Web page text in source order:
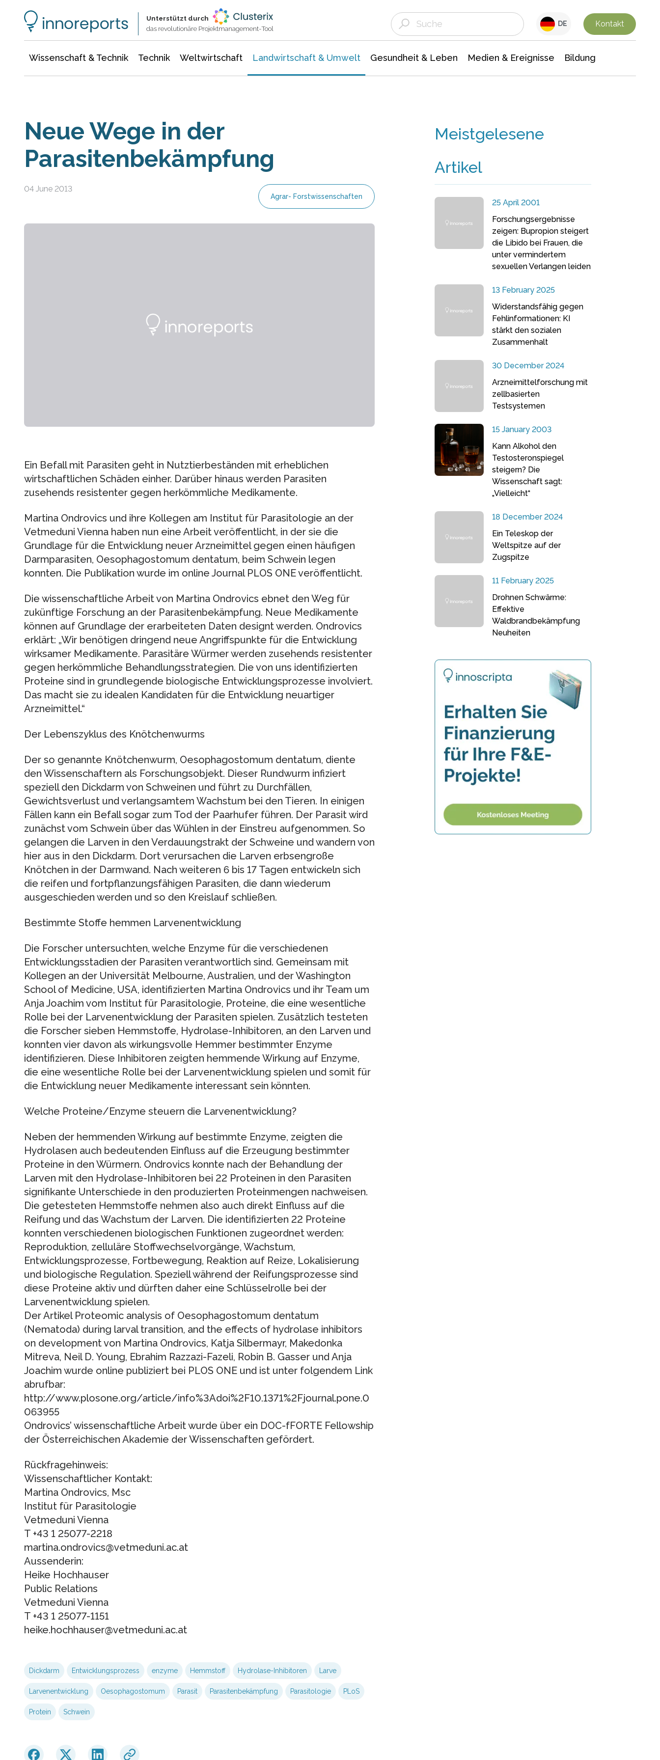
Unterstützt durch
das revolutionäre Projektmanagement-Tool
DE Kontakt
Wissenschaft & Technik Technik Weltwirtschaft Landwirtschaft & Umwelt Gesundheit & Leben Medien & Ereignisse Bildung
Neue Wege in der
Parasitenbekämpfung
04 June 2013
Agrar- Forstwissenschaften
Ein Befall mit Parasiten geht in Nutztierbeständen mit erheblichen
wirtschaftlichen Schäden einher. Darüber hinaus werden Parasiten
zusehends resistenter gegen herkömmliche Medikamente.
Martina Ondrovics und ihre Kollegen am Institut für Parasitologie an der
Vetmeduni Vienna haben nun eine Arbeit veröffentlicht, in der sie die
Grundlage für die Entwicklung neuer Arzneimittel gegen einen häufigen
Darmparasiten, Oesophagostomum dentatum, beim Schwein legen
konnten. Die Publikation wurde im online Journal PLOS ONE veröffentlicht.
Die wissenschaftliche Arbeit von Martina Ondrovics ebnet den Weg für
zukünftige Forschung an der Parasitenbekämpfung. Neue Medikamente
können auf Grundlage der erarbeiteten Daten designt werden. Ondrovics
erklärt: „Wir benötigen dringend neue Angriffspunkte für die Entwicklung
wirksamer Medikamente. Parasitäre Würmer werden zusehends resistenter
gegen herkömmliche Behandlungsstrategien. Die von uns identifizierten
Proteine sind in grundlegende biologische Entwicklungsprozesse involviert.
Das macht sie zu idealen Kandidaten für die Entwicklung neuartiger
Arzneimittel.“
Der Lebenszyklus des Knötchenwurms
Der so genannte Knötchenwurm, Oesophagostomum dentatum, diente
den Wissenschaftern als Forschungsobjekt. Dieser Rundwurm infiziert
speziell den Dickdarm von Schweinen und führt zu Durchfällen,
Gewichtsverlust und verlangsamtem Wachstum bei den Tieren. In einigen
Fällen kann ein Befall sogar zum Tod der Paarhufer führen. Der Parasit wird
zunächst vom Schwein über das Wühlen in der Einstreu aufgenommen. So
gelangen die Larven in den Verdauungstrakt der Schweine und wandern von
hier aus in den Dickdarm. Dort verursachen die Larven erbsengroße
Knötchen in der Darmwand. Nach weiteren 6 bis 17 Tagen entwickeln sich
die reifen und fortpflanzungsfähigen Parasiten, die dann wiederum
ausgeschieden werden und so den Kreislauf schließen.
Bestimmte Stoffe hemmen Larvenentwicklung
Die Forscher untersuchten, welche Enzyme für die verschiedenen
Entwicklungsstadien der Parasiten verantwortlich sind. Gemeinsam mit
Kollegen an der Universität Melbourne, Australien, und der Washington
School of Medicine, USA, identifizierten Martina Ondrovics und ihr Team um
Anja Joachim vom Institut für Parasitologie, Proteine, die eine wesentliche
Rolle bei der Larvenentwicklung der Parasiten spielen. Zusätzlich testeten
die Forscher sieben Hemmstoffe, Hydrolase-Inhibitoren, an den Larven und
konnten vier davon als wirkungsvolle Hemmer bestimmter Enzyme
identifizieren. Diese Inhibitoren zeigten hemmende Wirkung auf Enzyme,
die eine wesentliche Rolle bei der Larvenentwicklung spielen und somit für
die Entwicklung neuer Medikamente interessant sein könnten.
Welche Proteine/Enzyme steuern die Larvenentwicklung?
Neben der hemmenden Wirkung auf bestimmte Enzyme, zeigten die
Hydrolasen auch bedeutenden Einfluss auf die Erzeugung bestimmter
Proteine in den Würmern. Ondrovics konnte nach der Behandlung der
Larven mit den Hydrolase-Inhibitoren bei 22 Proteinen in den Parasiten
signifikante Unterschiede in den produzierten Proteinmengen nachweisen.
Die getesteten Hemmstoffe nehmen also auch direkt Einfluss auf die
Reifung und das Wachstum der Larven. Die identifizierten 22 Proteine
konnten verschiedenen biologischen Funktionen zugeordnet werden:
Reproduktion, zelluläre Stoffwechselvorgänge, Wachstum,
Entwicklungsprozesse, Fortbewegung, Reaktion auf Reize, Lokalisierung
und biologische Regulation. Speziell während der Reifungsprozesse sind
diese Proteine aktiv und dürften daher eine Schlüsselrolle bei der
Larvenentwicklung spielen.
Der Artikel Proteomic analysis of Oesophagostomum dentatum
(Nematoda) during larval transition, and the effects of hydrolase inhibitors
on development von Martina Ondrovics, Katja Silbermayr, Makedonka
Mitreva, Neil D. Young, Ebrahim Razzazi-Fazeli, Robin B. Gasser und Anja
Joachim wurde online publiziert bei PLOS ONE und ist unter folgendem Link
abrufbar:
http://www.plosone.org/article/info%3Adoi%2F10.1371%2Fjournal.pone.0
063955
Ondrovics’ wissenschaftliche Arbeit wurde über ein DOC-fFORTE Fellowship
der Österreichischen Akademie der Wissenschaften gefördert.
Rückfragehinweis:
Wissenschaftlicher Kontakt:
Martina Ondrovics, Msc
Institut für Parasitologie
Vetmeduni Vienna
T +43 1 25077-2218
martina.ondrovics@vetmeduni.ac.at
Aussenderin:
Heike Hochhauser
Public Relations
Vetmeduni Vienna
T +43 1 25077-1151
heike.hochhauser@vetmeduni.ac.at
Dickdarm Entwicklungsprozess enzyme Hemmstoff Hydrolase-Inhibitoren Larve
Larvenentwicklung Oesophagostomum Parasit Parasitenbekämpfung Parasitologie PLoS
Protein Schwein
Meistgelesene
Artikel
25 April 2001
Forschungsergebnisse
zeigen: Bupropion steigert
die Libido bei Frauen, die
unter vermindertem
sexuellen Verlangen leiden
13 February 2025
Widerstandsfähig gegen
Fehlinformationen: KI
stärkt den sozialen
Zusammenhalt
30 December 2024
Arzneimittelforschung mit
zellbasierten
Testsystemen
15 January 2003
Kann Alkohol den
Testosteronspiegel
steigern? Die
Wissenschaft sagt:
„Vielleicht“
18 December 2024
Ein Teleskop der
Weltspitze auf der
Zugspitze
11 February 2025
Drohnen Schwärme:
Effektive
Waldbrandbekämpfung
Neuheiten